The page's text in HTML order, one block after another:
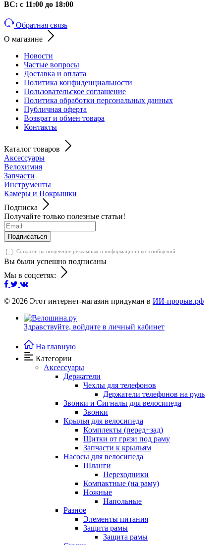
ВС: с 11:00 до 18:00
Обратная связь
О магазине
Новости
Частые вопросы
Доставка и оплата
Политика конфиденциальности
Пользовательское соглашение
Политика обработки персональных данных
Публичная оферта
Возврат и обмен товара
Контакты
Каталог товаров
Аксессуары
Велохимия
Запчасти
Инструменты
Камеры и Покрышки
Подписка
Получайте только полезные статьи!
Подписаться
Согласен на получение рекламных и информационных сообщений.
Вы были успешно подписаны
Мы в соцсетях:
© 2026 Этот интернет-магазин придуман в ИИ-прорыв.рф
Здравствуйте, войдите в личный кабинет
На главную
Категории
Аксессуары
Держатели
Чехлы для телефонов
Держатели телефонов на руль
Звонки и Сигналы для велосипеда
Звонки
Крылья для велосипеда
Комплекты (перед+зад)
Щитки от грязи под раму
Запчасти к крыльям
Насосы для велосипеда
Шланги
Переходники
Компактные (на раму)
Ножные
Напольные
Разное
Элементы питания
Защита рамы
Защита рамы